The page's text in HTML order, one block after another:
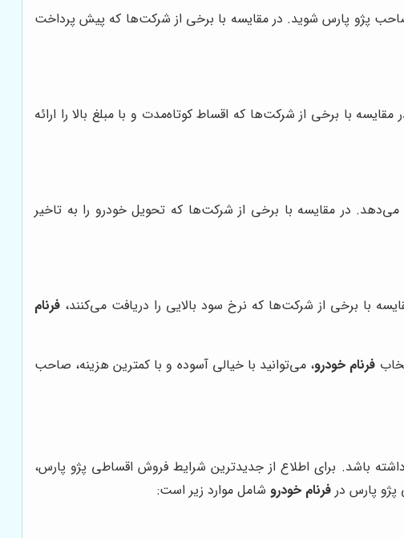
صاحب پژو پارس شوید. در مقایسه با برخی از شرکت‌ها که پیش پرداخت
با برخی از شرکت‌ها که اقساط کوتاه‌مدت و با مبلغ بالا را ارائه
در مقایسه با برخی از شرکت‌ها که تحویل خودرو را به تاخیر
با برخی از شرکت‌ها که نرخ سود بالایی را دریافت می‌کنند،فرنام
فرنام خودرو، می‌توانید با خیالی آسوده و با کمترین هزینه، صاحب
باشد. برای اطلاع از جدیدترین شرایط فروش اقساطی پژو پارس،
پارس در فرنام خودروشامل موارد زیر است: